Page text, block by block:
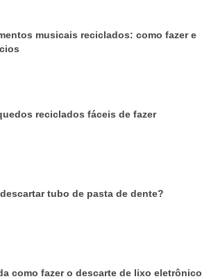
musicais reciclados: como fazer e
reciclados fáceis de fazer
tubo de pasta de dente?
como fazer o descarte de lixo eletrônico